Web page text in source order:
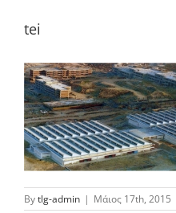
tei
Bytlg-admin | Μάιος 17th, 2015